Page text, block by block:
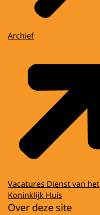
Archief
Vacatures Dienst van het
Koninklijk Huis
Over deze site